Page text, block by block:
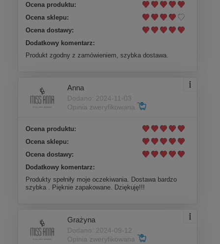
Ocena produktu:
Ocena sklepu:
Ocena dostawy:
Dodatkowy komentarz:
Produkt zgodny z zamówieniem, szybka dostawa.
Anna
Dodano: 2024-11-03
Opinia zweryfikowana
Ocena produktu:
Ocena sklepu:
Ocena dostawy:
Dodatkowy komentarz:
Produkty spełniły moje oczekiwania. Dostawa bardzo
szybka . Pięknie zapakowane. Dziękuję!!!
Grażyna
Dodano: 2024-09-12
Opinia zweryfikowana